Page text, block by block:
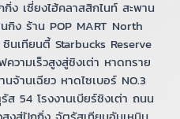
ง เซี่ยงไฮ้คลาสสิกไนท์ สะพาน
กิง ร้าน POP MART North
เทียนตี้ Starbucks Reserve
วามเร็วสูงสู่ชิงเต่า หาดทราย
จ้านเฉียว หาดไซเบอร์ NO.3
54 โรงงานเบียร์ชิงเต่า ถนน